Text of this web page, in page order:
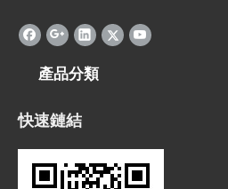
產品分類
快速鏈結